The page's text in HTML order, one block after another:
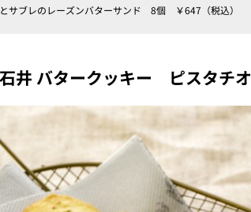
サブレのレーズンバターサンド 8個 ￥647（税込）
石井 バタークッキー ピスタチオ